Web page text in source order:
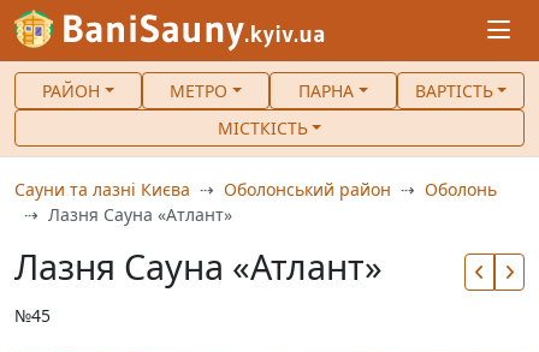
РАЙОН МЕТРО ПАРНА
ВАРТІСТЬ
МІСТКІСТЬ
Сауни та лазні Києва Оболонський район
Оболонь
Лазня Сауна «Атлант»
Лазня Сауна «Атлант»
№45